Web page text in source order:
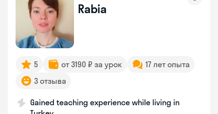
Rabia
5 от 3190 ₽ за урок
17 лет опыта
3 отзыва
Gained teaching experience while living in